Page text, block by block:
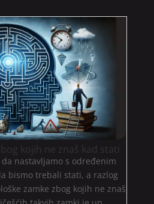
kojih ne znaš kad stati
nastavljamo s određenim
bismo trebali stati, a razlog
zamke zbog kojih ne znaš